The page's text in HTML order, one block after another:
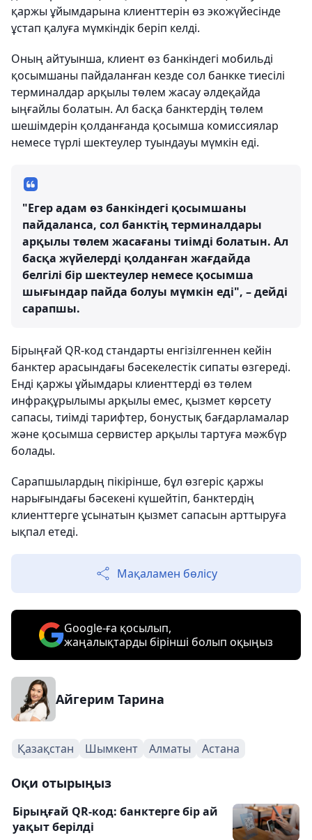
қаржы ұйымдарына клиенттерін өз экожүйесінде
ұстап қалуға мүмкіндік беріп келді.
Оның айтуынша, клиент өз банкіндегі мобильді
қосымшаны пайдаланған кезде сол банкке тиесілі
терминалдар арқылы төлем жасау әлдеқайда
ыңғайлы болатын. Ал басқа банктердің төлем
шешімдерін қолданғанда қосымша комиссиялар
немесе түрлі шектеулер туындауы мүмкін еді.
"Егер адам өз банкіндегі қосымшаны
пайдаланса, сол банктің терминалдары
арқылы төлем жасағаны тиімді болатын. Ал
басқа жүйелерді қолданған жағдайда
белгілі бір шектеулер немесе қосымша
шығындар пайда болуы мүмкін еді", – дейді
сарапшы.
Бірыңғай QR-код стандарты енгізілгеннен кейін
банктер арасындағы бәсекелестік сипаты өзгереді.
Енді қаржы ұйымдары клиенттерді өз төлем
инфрақұрылымы арқылы емес, қызмет көрсету
сапасы, тиімді тарифтер, бонустық бағдарламалар
және қосымша сервистер арқылы тартуға мәжбүр
болады.
Сарапшылардың пікірінше, бұл өзгеріс қаржы
нарығындағы бәсекені күшейтіп, банктердің
клиенттерге ұсынатын қызмет сапасын арттыруға
ықпал етеді.
Мақаламен бөлісу
Google-ға қосылып,
жаңалықтарды бірінші болып оқыңыз
Айгерим Тарина
Қазақстан Шымкент Алматы Астана
Оқи отырыңыз
Бірыңғай QR-код: банктерге бір ай
уақыт берілді